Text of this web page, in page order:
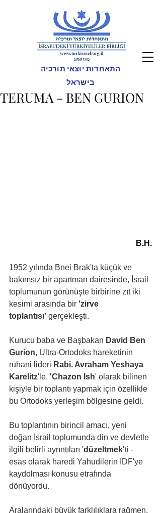
התאחדות יוצאי תורכיה
בישראל
TERUMA - BEN GURION
B.H.
1952 yılında Bnei Brak'ta küçük ve
bakımsız bir apartman dairesinde, İsrail
toplumunun görünüşte birbirine zıt iki
kesimi arasında bir 'zirve
toplantısı' gerçekleşti.
Kurucu baba ve Başbakan David Ben
Gurion, Ultra-Ortodoks hareketinin
ruhani lideri Rabi. Avraham Yeshaya
Karelitz'le, 'Chazon Ish' olarak bilinen
kişiyle bir toplantı yapmak için özellikle
bu Ortodoks yerleşim bölgesine geldi.
Bu toplantının birincil amacı, yeni
doğan İsrail toplumunda din ve devletle
ilgili belirli ayrıntıları 'düzeltmek'ti -
esas olarak haredi Yahudilerin IDF'ye
kaydolması konusu etrafında
dönüyordu.
Aralarındaki büyük farklılıklara rağmen,